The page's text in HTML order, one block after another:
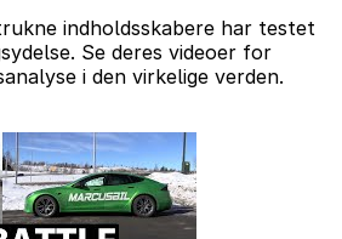
indholdsskabere har testet
Se deres videoer for
i den virkelige verden.